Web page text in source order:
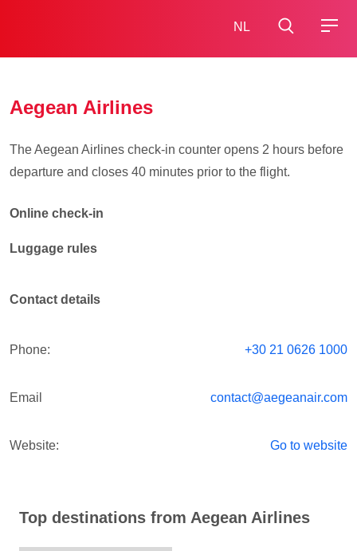
NL
Aegean Airlines
The Aegean Airlines check‑in counter opens 2 hours before
departure and closes 40 minutes prior to the flight.
Online check-in
Luggage rules
Contact details
Phone: +30 21 0626 1000
Email contact@aegeanair.com
Website: Go to website
Top destinations from Aegean Airlines